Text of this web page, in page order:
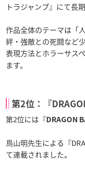
トラジャンプ』にて長
作品全体のテーマは「
絆・強敵との死闘など
表現方法とホラーサス
ます。
第2位：『
第2位には『 DRAGON
鳥山明先生による『
て連載されました。